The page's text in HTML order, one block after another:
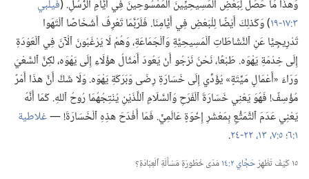
وَهذَا مَا حَصَلَ لِبَعْضِ ٱلْمَسِيحِيِّينَ ٱلْمَمْسُوحِينَ فِي أَيَّامِ ٱلرُّسُلِ.‏ (‏فيلبي
٣:‏١٧-‏١٩
‏)‏ وَكَذلِكَ أَيْضًا لِلْبَعْضِ فِي أَيَّامِنَا.‏ فَلَرُبَّمَا تَعْرِفُ أَشْخَاصًا ٱلْتَهَوا
تَدْرِيجِيًّا عَنِ ٱلنَّشَاطَاتِ ٱلْمَسِيحِيَّةِ وَٱلْجَمَاعَةِ،‏ وَهُمْ لَا يَرْغَبُونَ ٱلْآنَ فِي ٱلْعَوْدَةِ
إِلَى خِدْمَةِ يَهْوَه.‏ طَبْعًا،‏ نَحْنُ نَرْجُو أَنْ يَعُودَ أَمْثَالُ هؤُلَاءِ إِلَى يَهْوَه،‏ لكِنَّ ٱلسَّعْيَ
وَرَاءَ «أَعْمَالٍ مَيِّتَةٍ» يُؤَدِّي إِلَى خَسَارَةِ رِضَى وَبَرَكَةِ يَهْوَه.‏ وَلَا شَكَّ أَنَّ هذَا أَمْرٌ
مُؤْسِفٌ!‏ فَهُوَ يَعْنِي خَسَارَةَ ٱلْفَرَحِ وَٱلسَّلَامِ ٱللَّذَيْنِ يُنْتِجُهُمَا رُوحُ ٱللهِ.‏ كَمَا أَنَّهُ
يَعْنِي عَدَمَ ٱلتَّمَتُّعِ بِمَعْشَرِ إِخْوَةٍ عَالَمِيٍّ.‏ فَمَا أَفْدَحَ هذِهِ ٱلْخَسَارَةَ!‏ —‏غلاطية
١:‏٦؛‏
‏.‏
١٥ كَيْفَ تُظْهِرُ حَجَّاي ٢:‏١٤
مَدَى خُطُورَةِ مَسْأَلَةِ ٱلْعِبَادَةِ؟‏